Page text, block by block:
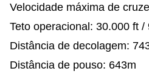
Velocidade máxima de
Teto operacional: 30.000 ft /
Distância de decolagem:
Distância de pouso: 643m